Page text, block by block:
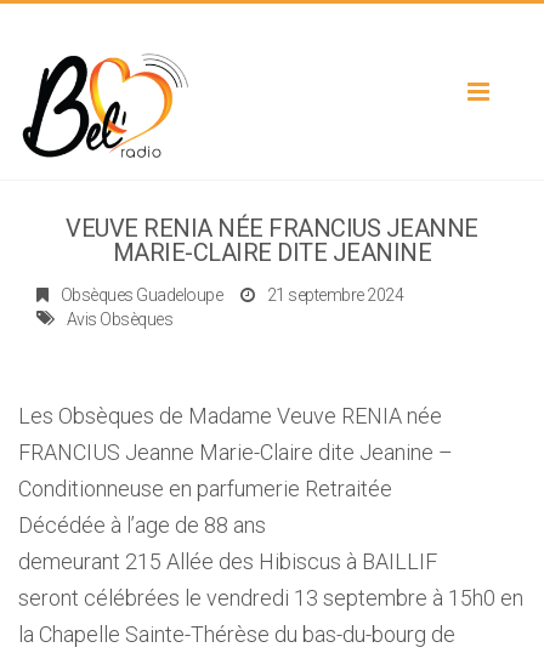
Toggle
VEUVE RENIA NÉE FRANCIUS JEANNE
MARIE-CLAIRE DITE JEANINE
Obsèques Guadeloupe
21 septembre 2024
Avis Obsèques
Les Obsèques de Madame Veuve RENIA née
FRANCIUS Jeanne Marie-Claire dite Jeanine –
Conditionneuse en parfumerie Retraitée
Décédée à l’age de 88 ans
demeurant 215 Allée des Hibiscus à BAILLIF
seront célébrées le vendredi 13 septembre à 15h0 en
la Chapelle Sainte-Thérèse du bas-du-bourg de